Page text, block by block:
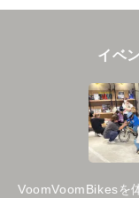
イベ
VoomVoomBikesを